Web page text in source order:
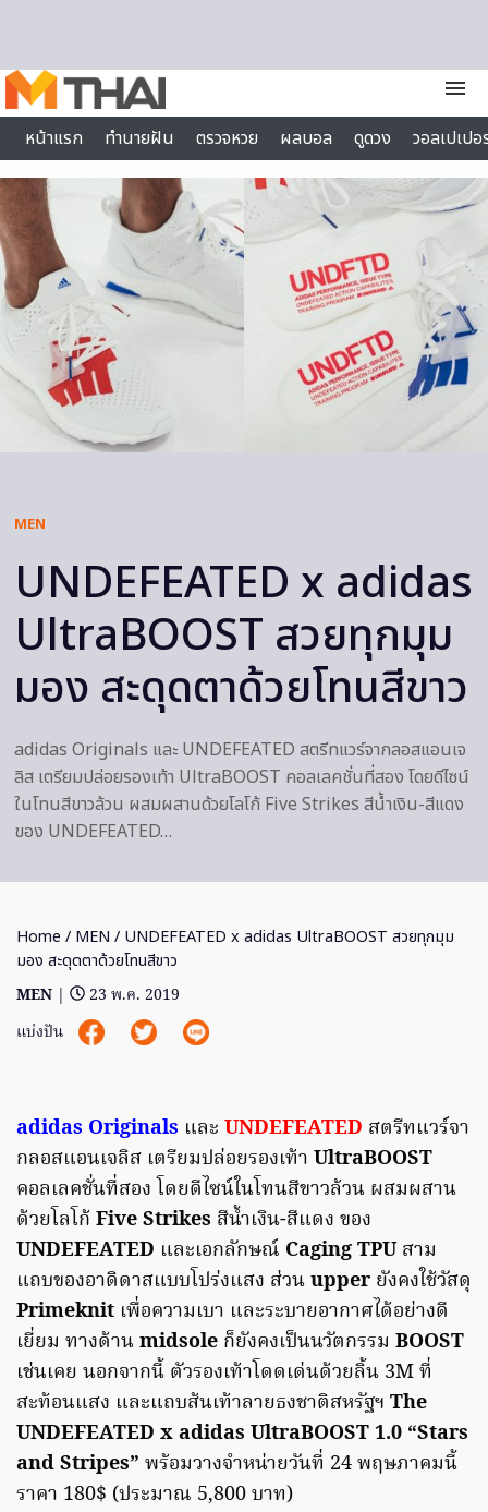
menu
หน้าแรก
ทำนายฝัน ตรวจหวย ผลบอล ดูดวง
วอลเปเป
ไลฟ์สไตล์
MEN
UNDEFEATED x adidas
UltraBOOST สวยทุกมุม
มอง สะดุดตาด้วยโทนสีขาว
adidas Originals และ UNDEFEATED สตรีทแวร์จากลอสแอนเจ
ลิส เตรียมปล่อยรองเท้า UltraBOOST คอลเลคชั่นที่สอง โดยดีไซน์
ในโทนสีขาวล้วน ผสมผสานด้วยโลโก้ Five Strikes สีน้ำเงิน-สีแดง
ของ UNDEFEATED…
Home / MEN / UNDEFEATED x adidas UltraBOOST สวยทุกมุม
มอง สะดุดตาด้วยโทนสีขาว
MEN |
23 พ.ค. 2019
แบ่งปัน
adidas Originals และ UNDEFEATED สตรีทแวร์จา
กลอสแอนเจลิส เตรียมปล่อยรองเท้า UltraBOOST
คอลเลคชั่นที่สอง โดยดีไซน์ในโทนสีขาวล้วน ผสมผสาน
ด้วยโลโก้ Five Strikes สีน้ำเงิน-สีแดง ของ
UNDEFEATED และเอกลักษณ์ Caging TPUสาม
แถบของอาดิดาสแบบโปร่งแสง ส่วนupper ยังคงใช้วัสดุ
Primeknit เพื่อความเบา และระบายอากาศได้อย่างดี
เยี่ยม ทางด้านmidsole ก็ยังคงเป็นนวัตกรรม BOOST
เช่นเคย นอกจากนี้ ตัวรองเท้าโดดเด่นด้วยลิ้น 3M ที่
สะท้อนแสง และแถบส้นเท้าลายธงชาติสหรัฐฯ The
UNDEFEATED x adidas UltraBOOST 1.0 “Stars
and Stripes” พร้อมวางจำหน่ายวันที่ 24 พฤษภาคมนี้
ราคา 180$ (ประมาณ 5,800 บาท)